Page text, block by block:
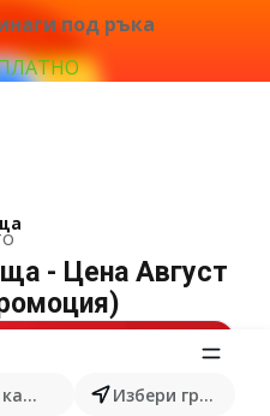
под ръка
продукти...Избери град
- Цена Август